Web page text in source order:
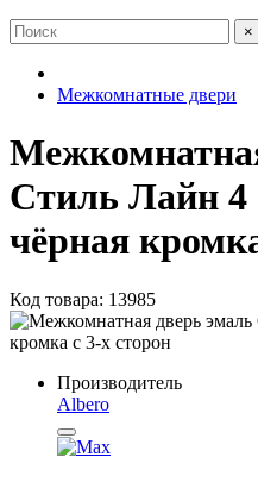
×
Межкомнатные двери
Стиль Лайн 4
чёрная
Код товара: 13985
Производитель
Albero